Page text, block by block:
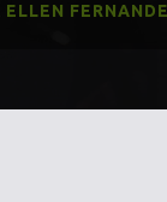
ELLEN